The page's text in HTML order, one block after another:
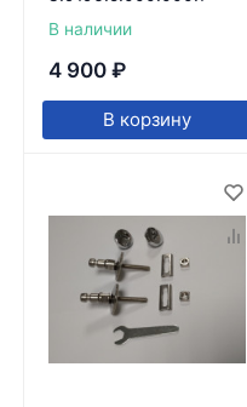
В наличии
4 900 ₽
В корзину